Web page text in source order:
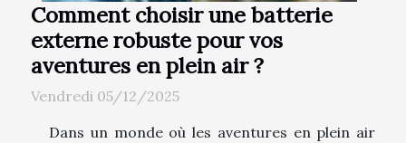
Comment choisir une batterie
externe robuste pour vos
aventures en plein air ?
Vendredi 05/12/2025
Dans un monde où les aventures en plein air